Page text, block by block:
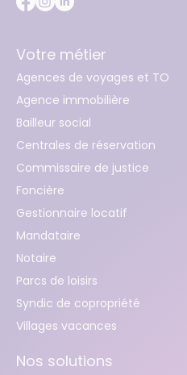
Votre métier
Agences de voyages et TO
Agence immobilière
Bailleur social
Centrales de réservation
Commissaire de justice
Foncière
Gestionnaire locatif
Mandataire
Notaire
Parcs de loisirs
Syndic de copropriété
Villages vacances
Nos solutions